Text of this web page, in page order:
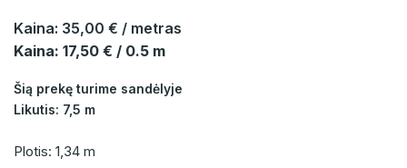
Kaina: 35,00 € / metras
Kaina: 17,50 € / 0.5 m
Šią prekę turime sandėlyje
Likutis: 7,5 m
Plotis: 1,34 m